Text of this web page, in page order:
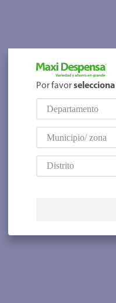
Por favorselecciona
Departamento
Municipio/ zona
Distrito